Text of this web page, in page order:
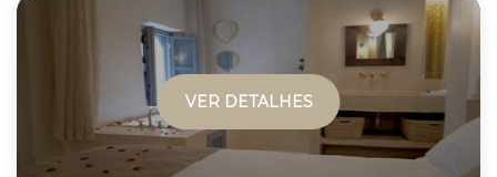
VER DETALHES